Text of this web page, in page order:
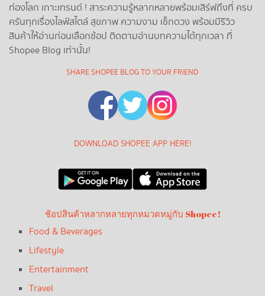
ท่องโลก เกาะเทรนด์ ! สาระความรู้หลากหลายพร้อมเสิร์ฟถึงที่ ครบ
ครันทุกเรื่องไลฟ์สไตล์ สุขภาพ ความงาม เช็กดวง พร้อมมีรีวิว
สินค้าให้อ่านก่อนเลือกช้อป ติดตามอ่านบทความได้ทุกเวลา ที่
Shopee Blog เท่านั้น!
SHARE SHOPEE BLOG TO YOUR FRIEND
DOWNLOAD SHOPEE APP HERE!
ช้อปสินค้าหลากหลายทุกหมวดหมู่กับ Shopee!
Food & Beverages
Lifestyle
Entertainment
Travel